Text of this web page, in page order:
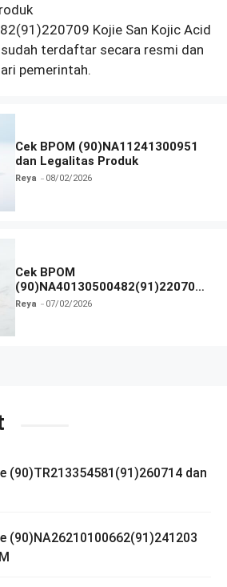
Kojie San Kojic Acid
sudah terdaftar secara resmi dan
pemerintah.
Cek BPOM (90)NA11241300951
dan Legalitas Produk
Reya 08/02/2026
Cek BPOM
(90)NA40130500482(91)220709
dan Legalitas Produk
Reya 07/02/2026
(90)TR213354581(91)260714 dan
(90)NA26210100662(91)241203